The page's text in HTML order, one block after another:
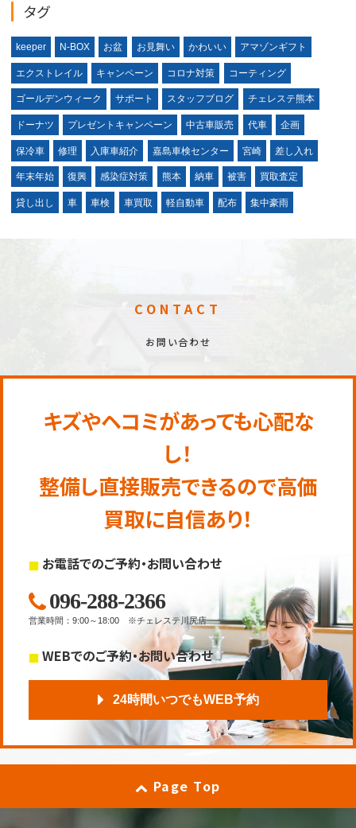
タグ
keeper N-BOX お盆 お見舞い かわいい アマゾンギフト
エクストレイル キャンペーン コロナ対策 コーティング
ゴールデンウィーク サポート スタッフブログ チェレステ熊本
ドーナツ プレゼントキャンペーン 中古車販売 代車 企画
保冷車 修理 入庫車紹介 嘉島車検センター 宮崎 差し入れ
年末年始 復興 感染症対策 熊本 納車 被害 買取査定
貸し出し 車 車検 車買取 軽自動車 配布 集中豪雨
CONTACT
お問い合わせ
キズやヘコミがあっても心配な
し！
整備し直接販売できるので高価
買取に自信あり！
お電話でのご予約・お問い合わせ
096-288-2366
営業時間 ： 9:00～18:00 ※チェレステ川尻店
WEBでのご予約・お問い合わせ
24時間いつでもWEB予約
Page Top